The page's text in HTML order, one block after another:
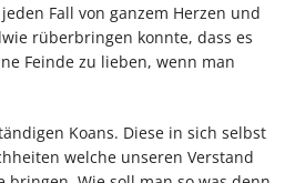
Fall von ganzem Herzen und
rüberbringen konnte, dass es
Feinde zu lieben, wenn man
Koans. Diese in sich selbst
welche unseren Verstand